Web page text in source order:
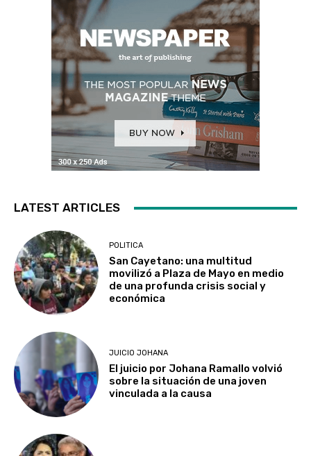
LATEST ARTICLES
POLITICA
San Cayetano: una multitud
movilizó a Plaza de Mayo en medio
de una profunda crisis social y
económica
JUICIO JOHANA
El juicio por Johana Ramallo volvió
sobre la situación de una joven
vinculada a la causa